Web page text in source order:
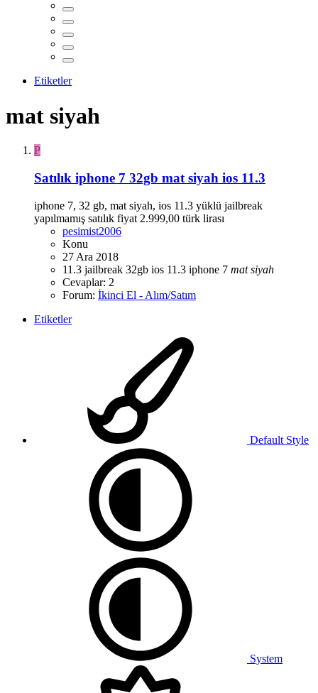
Etiketler
mat siyah
P
Satılık iphone 7 32gb mat siyah ios 11.3
iphone 7, 32 gb, mat siyah, ios 11.3 yüklü jailbreak
yapılmamış satılık fiyat 2.999,00 türk lirası
pesimist2006
Konu
27 Ara 2018
11.3 jailbreak 32gb ios 11.3 iphone 7 mat siyah
Cevaplar: 2
Forum: İkinci El - Alım/Satım
Etiketler
Default Style
System